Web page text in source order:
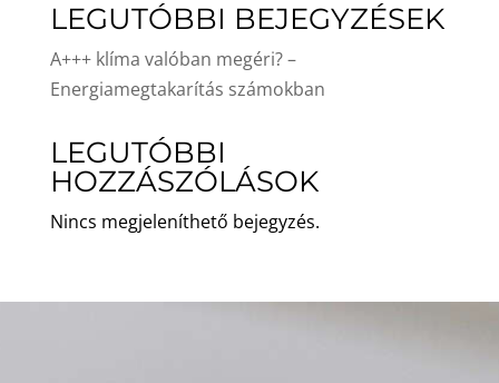
LEGUTÓBBI BEJEGYZÉSEK
A+++ klíma valóban megéri? –
Energiamegtakarítás számokban
LEGUTÓBBI
HOZZÁSZÓLÁSOK
Nincs megjeleníthető bejegyzés.